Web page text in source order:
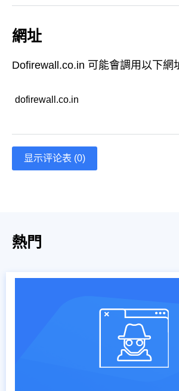
網址
Dofirewall.co.in 可能會調用以下網
dofirewall.co.in
显示评论表 (0)
熱門